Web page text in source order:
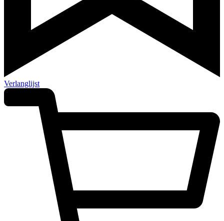
Verlanglijst